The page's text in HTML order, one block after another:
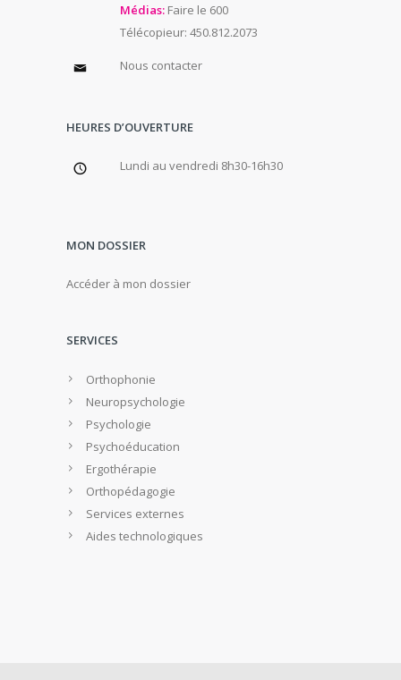
Médias: Faire le 600
Télécopieur: 450.812.2073
Nous contacter
HEURES D’OUVERTURE
Lundi au vendredi 8h30-16h30
MON DOSSIER
Accéder à mon dossier
SERVICES
Orthophonie
Neuropsychologie
Psychologie
Psychoéducation
Ergothérapie
Orthopédagogie
Services externes
Aides technologiques